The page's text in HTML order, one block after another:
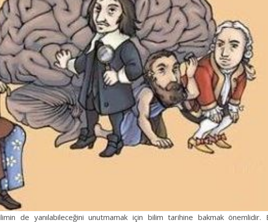
de yanılabileceğini unutmamak için bilim tarihine bakmak önemlidir.